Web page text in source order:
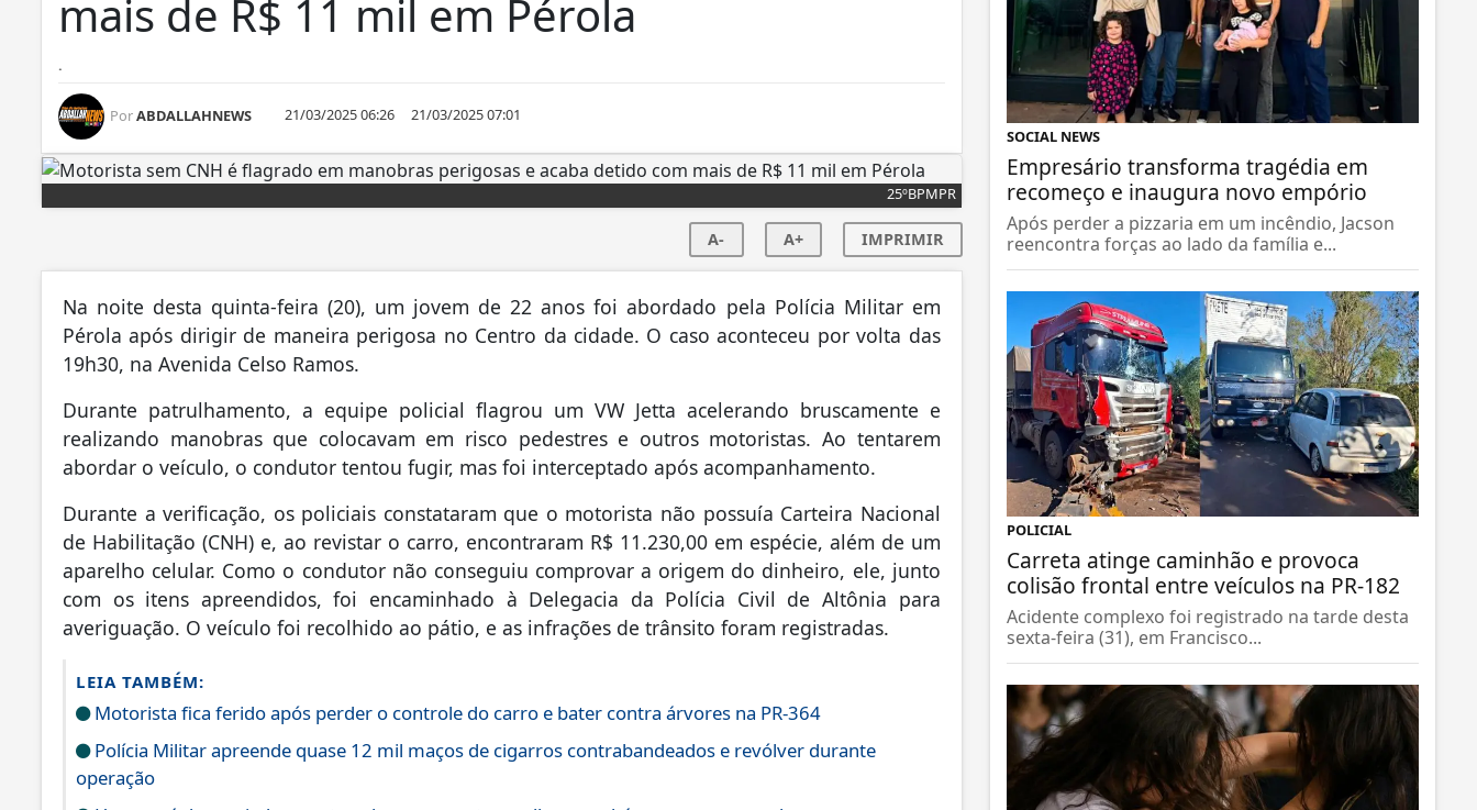
mais de R$ 11 mil em Pérola
.
PorABDALLAHNEWS 21/03/2025 06:26 21/03/2025 07:01
25ºBPMPR
A- A+ IMPRIMIR
Na noite desta quinta-feira (20), um jovem de 22 anos foi abordado pela Polícia Militar em
Pérola após dirigir de maneira perigosa no Centro da cidade. O caso aconteceu por volta das
19h30, na Avenida Celso Ramos.
Durante patrulhamento, a equipe policial flagrou um VW Jetta acelerando bruscamente e
realizando manobras que colocavam em risco pedestres e outros motoristas. Ao tentarem
abordar o veículo, o condutor tentou fugir, mas foi interceptado após acompanhamento.
Durante a verificação, os policiais constataram que o motorista não possuía Carteira Nacional
de Habilitação (CNH) e, ao revistar o carro, encontraram R$ 11.230,00 em espécie, além de um
aparelho celular. Como o condutor não conseguiu comprovar a origem do dinheiro, ele, junto
com os itens apreendidos, foi encaminhado à Delegacia da Polícia Civil de Altônia para
averiguação. O veículo foi recolhido ao pátio, e as infrações de trânsito foram registradas.
LEIA TAMBÉM:
Motorista fica ferido após perder o controle do carro e bater contra árvores na PR-364
Polícia Militar apreende quase 12 mil maços de cigarros contrabandeados e revólver durante
operação
SOCIAL NEWS
Empresário transforma tragédia em
recomeço e inaugura novo empório
Após perder a pizzaria em um incêndio, Jacson
reencontra forças ao lado da família e...
POLICIAL
Carreta atinge caminhão e provoca
colisão frontal entre veículos na PR-182
Acidente complexo foi registrado na tarde desta
sexta-feira (31), em Francisco...